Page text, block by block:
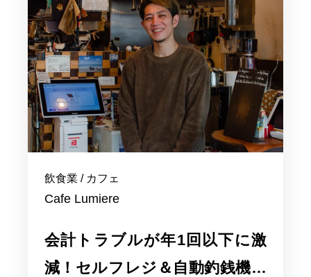
飲食業 / カフェ
Cafe Lumiere
会計トラブルが年1回以下に激
減！セルフレジ＆自動釣銭機導